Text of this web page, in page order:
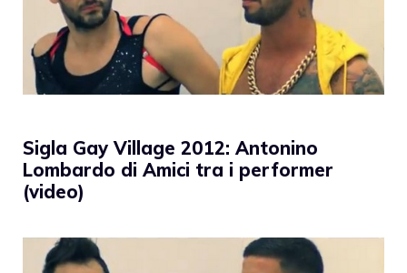
Sigla Gay Village 2012: Antonino
Lombardo di Amici tra i performer
(video)